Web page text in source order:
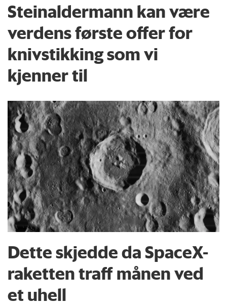
Steinaldermann kan være
verdens første offer for
knivstikking som vi
kjenner til
Dette skjedde da SpaceX-
raketten traff månen ved
et uhell